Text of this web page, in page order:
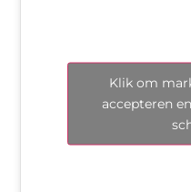
Klik om
accepteren